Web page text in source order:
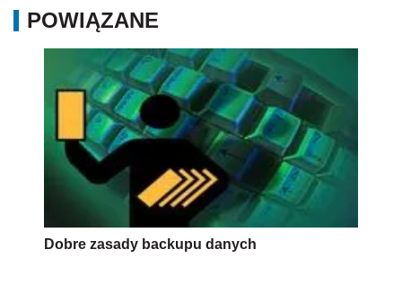
POWIĄZANE
Dobre zasady backupu danych